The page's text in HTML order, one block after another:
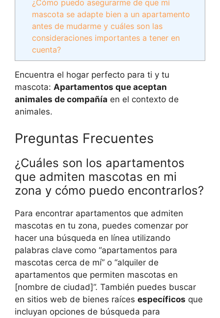
¿Cómo puedo asegurarme de que mi
mascota se adapte bien a un apartamento
antes de mudarme y cuáles son las
consideraciones importantes a tener en
cuenta?
Encuentra el hogar perfecto para ti y tu
mascota: Apartamentos que aceptan
animales de compañía en el contexto de
animales.
Preguntas Frecuentes
¿Cuáles son los apartamentos
que admiten mascotas en mi
zona y cómo puedo encontrarlos?
Para encontrar apartamentos que admiten
mascotas en tu zona, puedes comenzar por
hacer una búsqueda en línea utilizando
palabras clave como “apartamentos para
mascotas cerca de mí” o “alquiler de
apartamentos que permiten mascotas en
[nombre de ciudad]”. También puedes buscar
en sitios web de bienes raíces específicos que
incluyan opciones de búsqueda para